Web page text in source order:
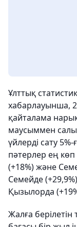
Ұлттық
хабарлауынша,
қайталама
маусыммен
үйлерді сату
пәтерлер ең көп
(+18%) және
Семейде
Қызылорда
Жалға